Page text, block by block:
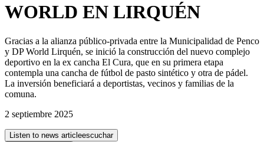
WORLD EN LIRQUÉN
Gracias a la alianza público-privada entre la Municipalidad de Penco
y DP World Lirquén, se inició la construcción del nuevo complejo
deportivo en la ex cancha El Cura, que en su primera etapa
contempla una cancha de fútbol de pasto sintético y otra de pádel.
La inversión beneficiará a deportistas, vecinos y familias de la
comuna.
2 septiembre 2025
Listen to news articleescuchar